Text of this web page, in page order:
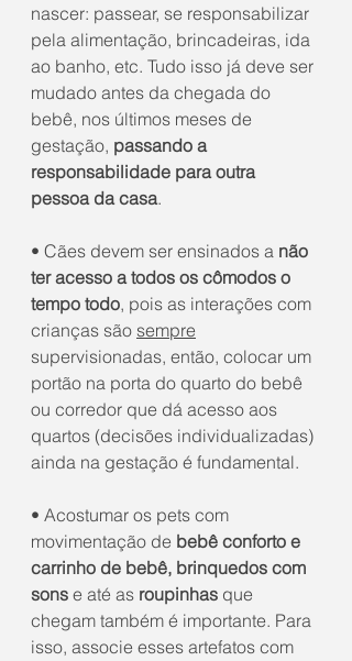
nascer: passear, se responsabilizar
pela alimentação, brincadeiras, ida
ao banho, etc. Tudo isso já deve ser
mudado antes da chegada do
bebê, nos últimos meses de
gestação, passando a
responsabilidade para outra
pessoa da casa.
• Cães devem ser ensinados a não
ter acesso a todos os cômodos o
tempo todo, pois as interações com
crianças são sempre
supervisionadas, então, colocar um
portão na porta do quarto do bebê
ou corredor que dá acesso aos
quartos (decisões individualizadas)
ainda na gestação é fundamental.
• Acostumar os pets com
movimentação de bebê conforto e
carrinho de bebê, brinquedos com
sons e até as roupinhas que
chegam também é importante. Para
isso, associe esses artefatos com